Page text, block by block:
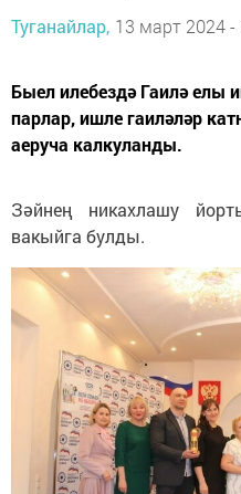
Туганайлар, 13 март 2024 -
Быел илебездә Гаилә елы
парлар, ишле гаиләләр
аеруча калкуланды.
Зәйнең никахлашу
вакыйга булды.